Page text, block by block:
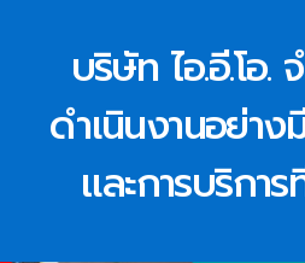
บริษัท ไอ.อี.โอ
ดำเนินงานอย่า
และการบริก